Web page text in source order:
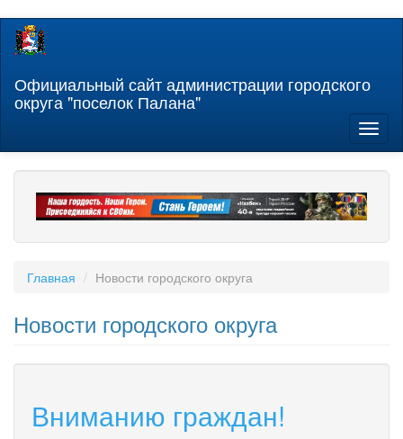
Перейти
содержанию
Официальный сайт администрации городского
округа "поселок Палана"
Главная Новости городского округа
Новости городского округа
Вниманию граждан!